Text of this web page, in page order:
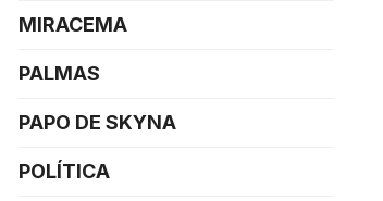
MIRACEMA
PALMAS
PAPO DE SKYNA
POLÍTICA